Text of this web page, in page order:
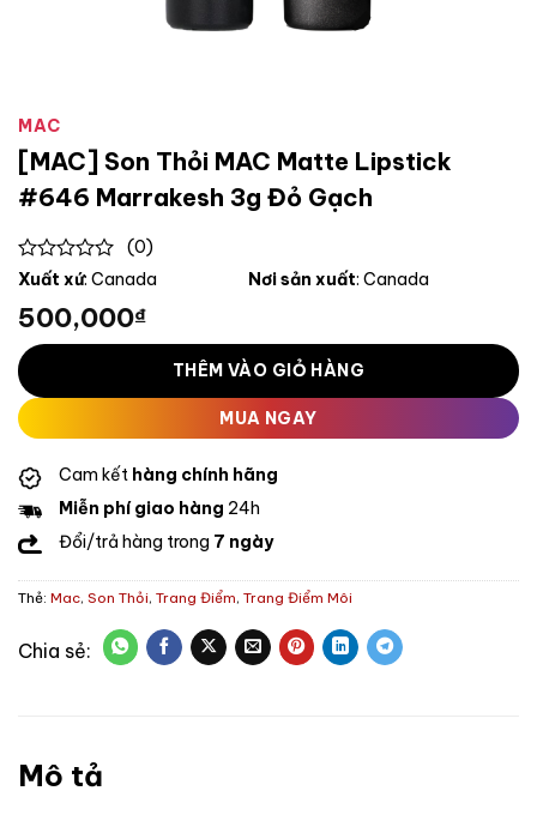
MAC
[MAC] Son Thỏi MAC Matte Lipstick
#646 Marrakesh 3g Đỏ Gạch
0
of
5
(0)
Xuất xứ: Canada Nơi sản xuất: Canada
500,000₫
THÊM VÀO GIỎ HÀNG
MUA NGAY
Cam kết hàng chính hãng
Miễn phí giao hàng 24h
Đổi/trả hàng trong 7 ngày
Thẻ: Mac, Son Thỏi, Trang Điểm, Trang Điểm Môi
Mô tả